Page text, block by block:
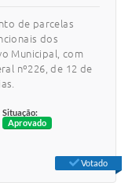
de parcelas
dos
Municipal, com
nº226, de 12 de
Situação:
Aprovado
Votado